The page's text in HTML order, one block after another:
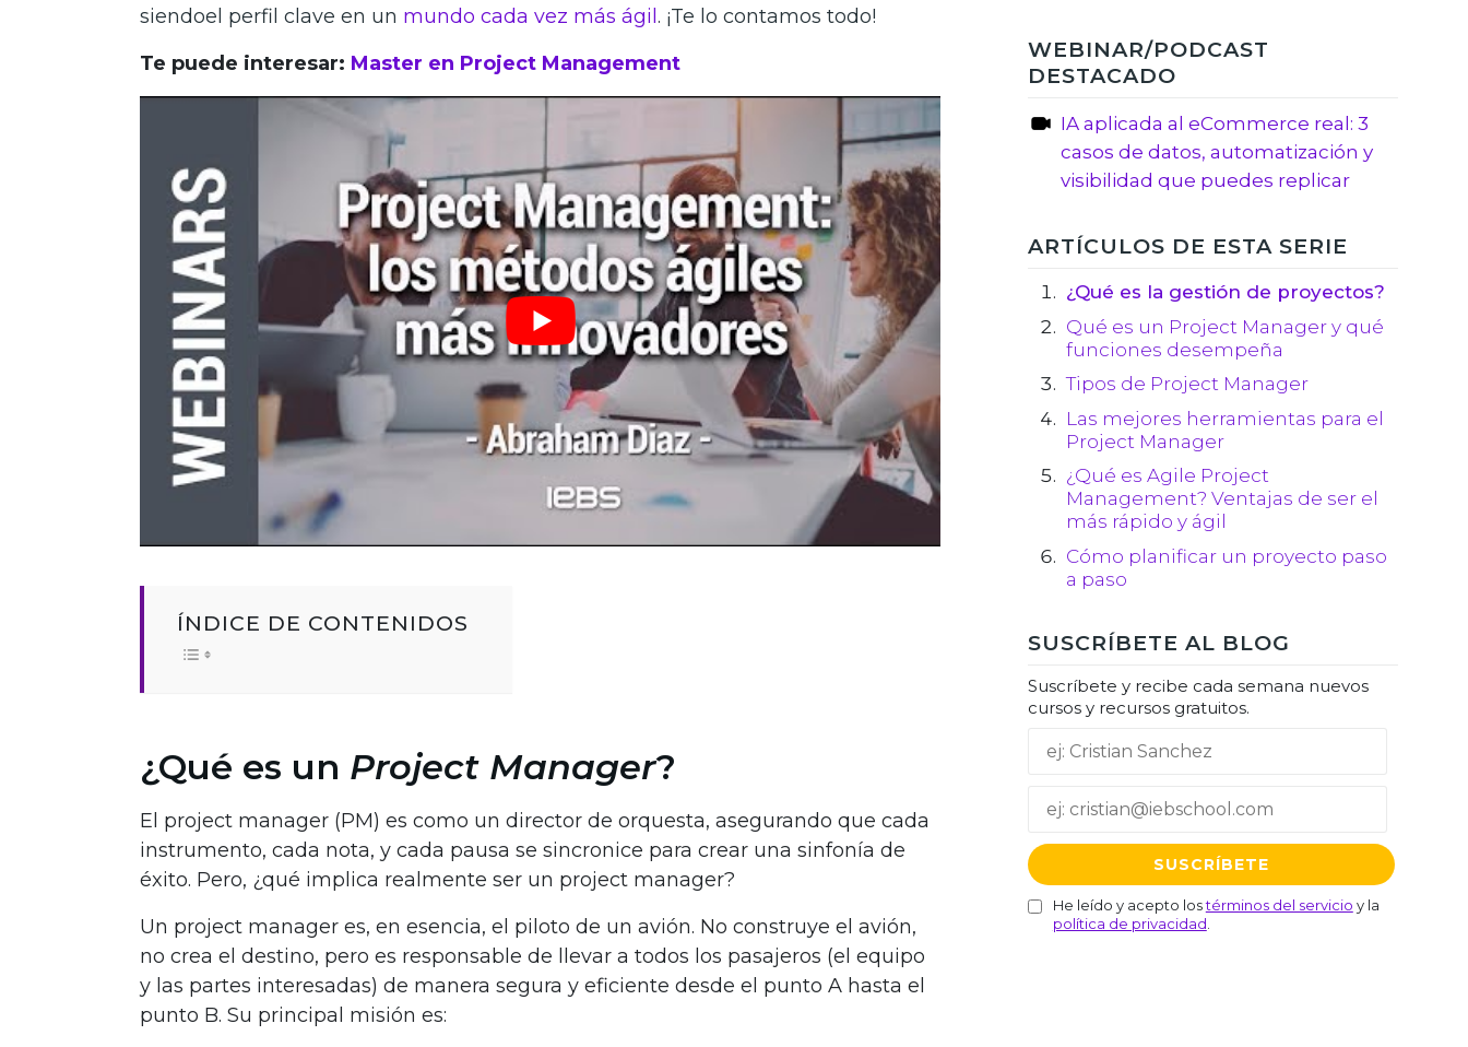
siendoel perfil clave en un mundo cada vez más ágil . ¡Te lo contamos todo!
Te puede interesar: Master en Project Management
ÍNDICE DE CONTENIDOS
¿Qué es un Project Manager?
El project manager (PM) es como un director de orquesta, asegurando que cada
instrumento, cada nota, y cada pausa se sincronice para crear una sinfonía de
éxito. Pero, ¿qué implica realmente ser un project manager?
Un project manager es, en esencia, el piloto de un avión. No construye el avión,
no crea el destino, pero es responsable de llevar a todos los pasajeros (el equipo
y las partes interesadas) de manera segura y eficiente desde el punto A hasta el
punto B. Su principal misión es:
WEBINAR/PODCAST
DESTACADO
IA aplicada al eCommerce real: 3
casos de datos, automatización y
visibilidad que puedes replicar
ARTÍCULOS DE ESTA SERIE
¿Qué es la gestión de proyectos?
Qué es un Project Manager y qué
funciones desempeña
Tipos de Project Manager
Las mejores herramientas para el
Project Manager
¿Qué es Agile Project
Management? Ventajas de ser el
más rápido y ágil
Cómo planificar un proyecto paso
a paso
SUSCRÍBETE AL BLOG
Suscríbete y recibe cada semana nuevos
cursos y recursos gratuitos.
He leído y acepto lostérminos del servicio y la
política de privacidad.